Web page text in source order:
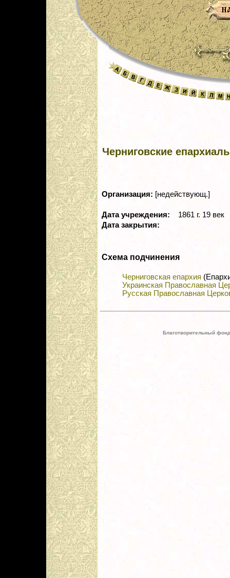
Черниговские
Организация: [недействующ.]
Дата учреждения:
1861 г. 19 век
Дата закрытия:
Схема подчинения
Черниговская епархия
Украинская Православная
Русская Православная
Благотворительный